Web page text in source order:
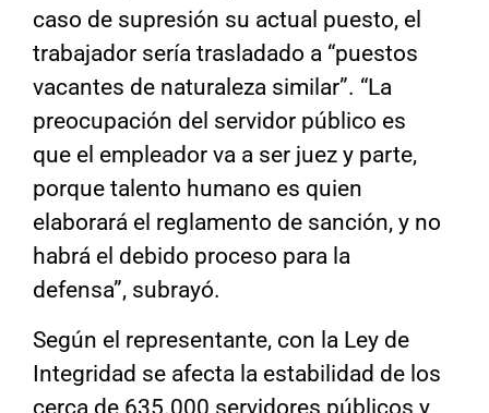
caso de supresión su actual puesto, el
trabajador sería trasladado a “puestos
vacantes de naturaleza similar”. “La
preocupación del servidor público es
que el empleador va a ser juez y parte,
porque talento humano es quien
elaborará el reglamento de sanción, y no
habrá el debido proceso para la
defensa”, subrayó.
Según el representante, con la Ley de
Integridad se afecta la estabilidad de los
cerca de 635.000 servidores públicos y